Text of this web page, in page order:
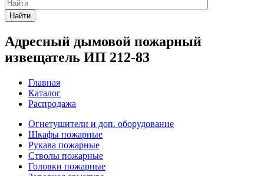
Найти
Адресный дымовой пожарный
извещатель ИП 212-83
Главная
Каталог
Распродажа
Огнетушители и доп. оборудование
Шкафы пожарные
Рукава пожарные
Стволы пожарные
Головки пожарные